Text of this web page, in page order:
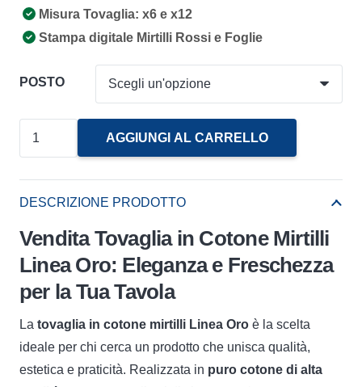
Misura Tovaglia: x6 e x12
Stampa digitale Mirtilli Rossi e Foglie
POSTO
Mirtilli
Oro
quantità
AGGIUNGI AL CARRELLO
DESCRIZIONE PRODOTTO
Vendita Tovaglia in Cotone Mirtilli
Linea Oro: Eleganza e Freschezza
per la Tua Tavola
La tovaglia in cotone mirtilli Linea Oro è la scelta
ideale per chi cerca un prodotto che unisca qualità,
estetica e praticità. Realizzata in puro cotone di alta